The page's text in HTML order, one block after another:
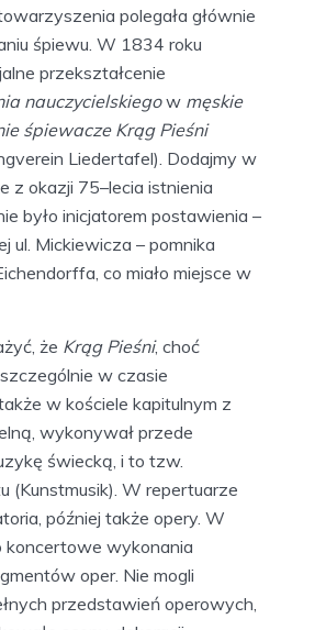
polegała głównie
śpiewu. W 1834 roku
przekształcenie
nauczycielskiegow męskie
śpiewacze Krąg Pieśni
Liedertafel). Dodajmy w
z okazji 75–lecia istnienia
było inicjatorem postawienia –
ul. Mickiewicza – pomnika
co miało miejsce w
że Krąg Pieśni, choć
w czasie
w kościele kapitulnym z
wykonywał przede
świecką, i to tzw.
(Kunstmusik). W repertuarze
później także opery. W
koncertowe wykonania
oper. Nie mogli
przedstawień operowych,